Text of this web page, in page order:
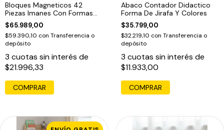
Bloques Magneticos 42
Piezas Imanes Con Formas
Magnetic Blocks Inspire Set
$65.989,00
$59.390,10 con Transferencia o
depósito
3 cuotas sin interés de
$21.996,33
Abaco Contador Didactico
Forma De Jirafa Y Colores
$35.799,00
$32.219,10 con Transferencia o
depósito
3 cuotas sin interés de
$11.933,00
COMPRAR